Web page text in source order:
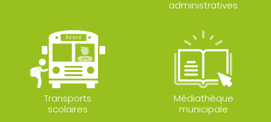
administratives
Transports
scolaires
Médiathèque
municipale